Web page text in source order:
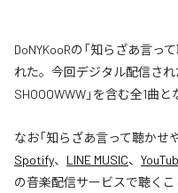
DoNYKooRの「知らざあ言っ
れた。今回デジタル配信さ
SHOOOWWW」を含む全1曲と
なお「知らざあ言って聴かせ
Spotify、 LINE MUSIC、
の音楽配信サービスで聴くこ